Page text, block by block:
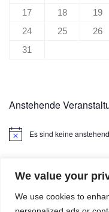
We value your
We use cookies to
17
18 19
24
25 26
31
Anstehende
HinweisEs sind keine